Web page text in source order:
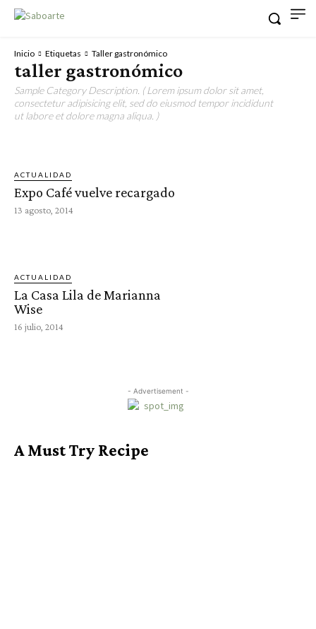
Inicio Etiquetas Taller gastronómico
taller gastronómico
Sample Category Description. ( Lorem ipsum dolor sit amet,
consectetur adipisicing elit, sed do eiusmod tempor incididunt
ut labore et dolore magna aliqua. )
ACTUALIDAD
Expo Café vuelve recargado
13 agosto, 2014
ACTUALIDAD
La Casa Lila de Marianna
Wise
16 julio, 2014
- Advertisement -
A Must Try Recipe